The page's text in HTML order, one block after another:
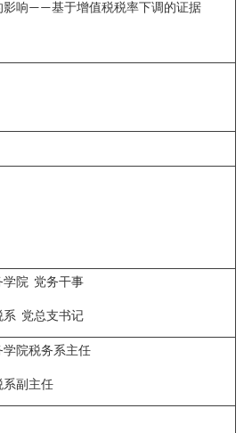
影响——基于增值税税率下调的证据
学院 党务干事
系 党总支书记
学院税务系主任
系副主任